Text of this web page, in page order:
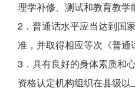
理学补修、测试和教育教学
2．普通话水平应当达到国
准，并取得相应等次《普通
3．具有良好的身体素质和
资格认定机构组织在县级以